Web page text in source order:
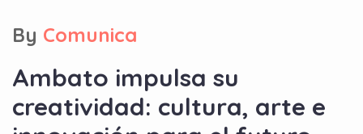
By Comunica
Ambato impulsa su
creatividad: cultura, arte e